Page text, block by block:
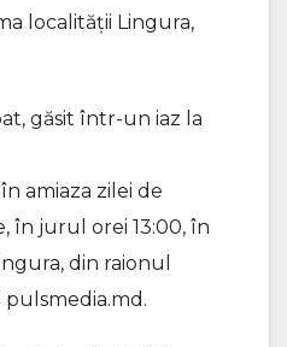
localității Lingura,
găsit într-un iaz la
amiaza zilei de
în jurul orei 13:00, în
din raionul